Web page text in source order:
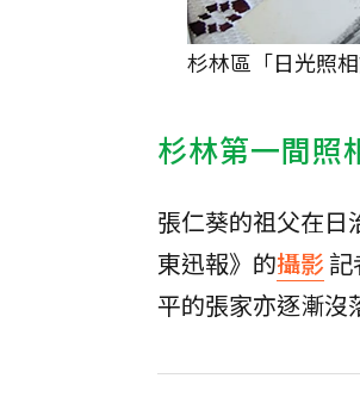
杉林區「日光照
杉林第一間照
張仁葵的祖父在日
東迅報》的攝影
平的張家亦逐漸沒